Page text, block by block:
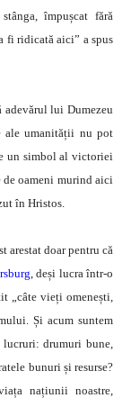
împușcat fără
fi ridicată aici” a spus
adevărul lui Dumezeu
ale umanității nu pot
un simbol al victoriei
oameni murind aici
în Hristos.
arestat doar pentru că
, deși lucra într-o
„câte vieți omenești,
Și acum suntem
drumuri bune,
bunuri și resurse?
națiunii noastre,